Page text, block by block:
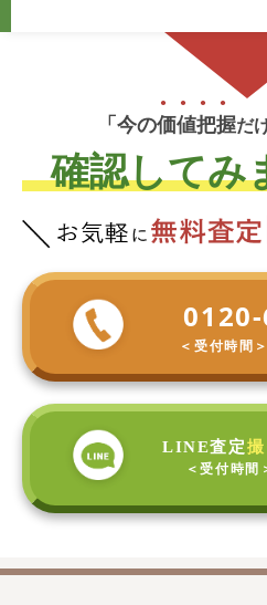
「今の価値把握だ
確認してみ
＜受付時間＞
LINE査定
＜受付時間